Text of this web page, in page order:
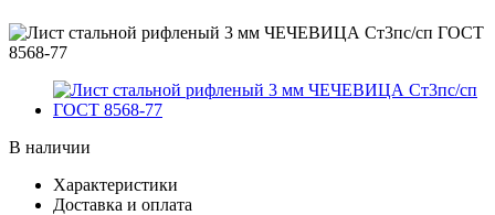
В наличии
Характеристики
Доставка и оплата